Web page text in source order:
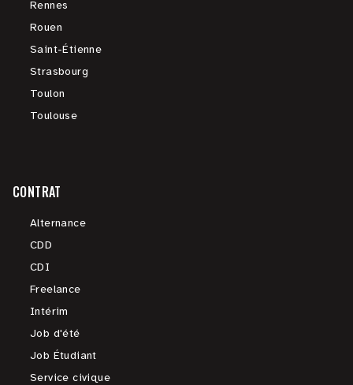
Rennes
Rouen
Saint-Étienne
Strasbourg
Toulon
Toulouse
CONTRAT
Alternance
CDD
CDI
Freelance
Intérim
Job d'été
Job Étudiant
Service civique